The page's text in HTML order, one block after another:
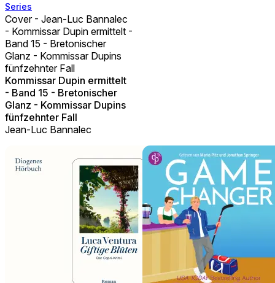
Series
Cover - Jean-Luc Bannalec
- Kommissar Dupin ermittelt -
Band 15 - Bretonischer
Glanz - Kommissar Dupins
fünfzehnter Fall
Kommissar Dupin ermittelt
- Band 15 - Bretonischer
Glanz - Kommissar Dupins
fünfzehnter Fall
Jean-Luc Bannalec